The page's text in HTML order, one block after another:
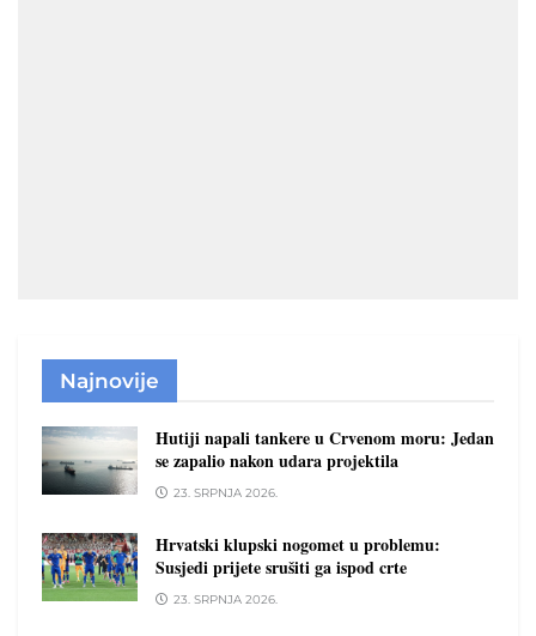
Najnovije
Hutiji napali tankere u Crvenom moru: Jedan
se zapalio nakon udara projektila
23. SRPNJA 2026.
Hrvatski klupski nogomet u problemu:
Susjedi prijete srušiti ga ispod crte
23. SRPNJA 2026.